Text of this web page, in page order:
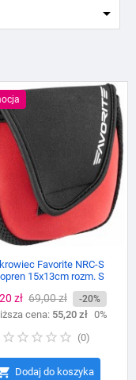

Favorite NRC-S
15x13cm rozm. S
zł Cena
podstawowa
69,00 zł -20%
cena: 55,20 zł 0%
(0)
Dodaj do koszyka